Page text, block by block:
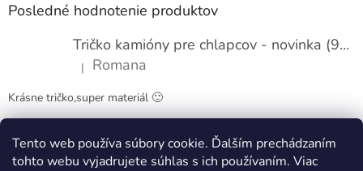
Tento web používa súbory cookie. Ďalším prechádzaním
tohto webu vyjadrujete súhlas s ich používaním. Viac
Posledné hodnotenie produktov
Tričko kamióny pre chlapcov - novinka (98-134)
Hodnotenie produktu je 5 z 5 hviezdičiek.
| Romana
Krásne tričko,super materiál 🙂
Obchodné podmienky Kontakty